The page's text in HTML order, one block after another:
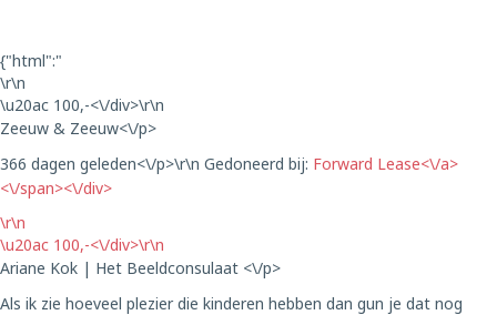
{"html":"
\r\n
\u20ac 100,-<\/div>\r\n
Zeeuw & Zeeuw<\/p>
366 dagen geleden<\/p>\r\n Gedoneerd bij: Forward Lease<\/a>
<\/span><\/div>
\r\n
\u20ac 100,-<\/div>\r\n
Ariane Kok | Het Beeldconsulaat <\/p>
Als ik zie hoeveel plezier die kinderen hebben dan gun je dat nog